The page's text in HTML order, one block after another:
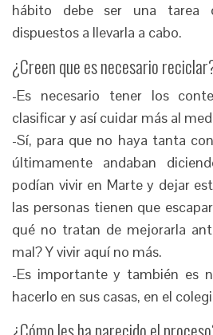
hábito debe ser una tarea
dispuestos a llevarla a cabo.
¿Creen que es necesario
-Es necesario tener los
clasificar y así cuidar más al
-Sí, para que no haya tanta
últimamente andaban
podían vivir en Marte y dejar
las personas tienen que
qué no tratan de mejorarla
mal? Y vivir aquí no más.
-Es importante y también es
hacerlo en sus casas, en el